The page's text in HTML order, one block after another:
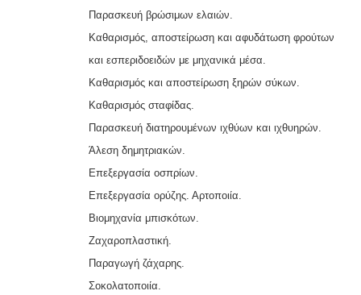
Παρασκευή βρώσιμων ελαιών.
Καθαρισμός, αποστείρωση και αφυδάτωση φρούτων
και εσπεριδοειδών με μηχανικά μέσα.
Καθαρισμός και αποστείρωση ξηρών σύκων.
Καθαρισμός σταφίδας.
Παρασκευή διατηρουμένων ιχθύων και ιχθυηρών.
Άλεση δημητριακών.
Επεξεργασία οσπρίων.
Επεξεργασία ορύζης. Αρτοποιία.
Βιομηχανία μπισκότων.
Ζαχαροπλαστική.
Παραγωγή ζάχαρης.
Σοκολατοποιία.